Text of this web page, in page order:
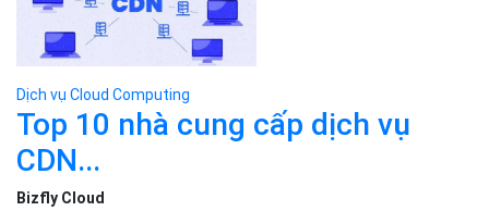
Dịch vụ Cloud Computing
Top 10 nhà cung cấp dịch vụ
CDN...
Bizfly Cloud